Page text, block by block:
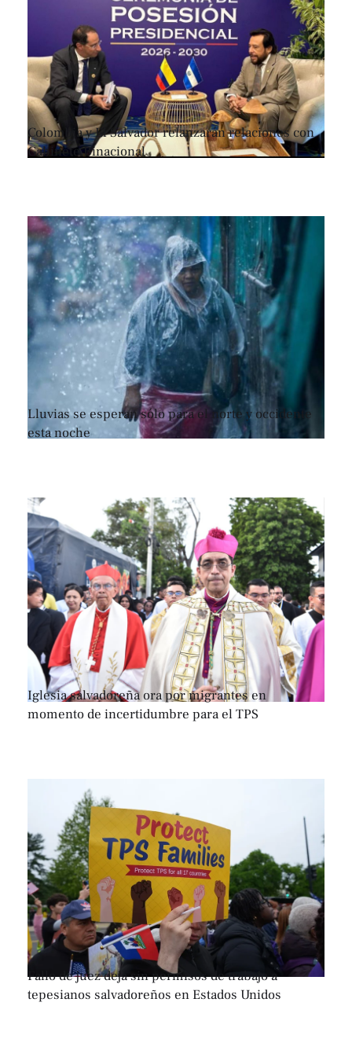
Colombia y El Salvador relanzarán relaciones con
Gabinete Binacional
Lluvias se esperan sólo para el norte y occidente
esta noche
Iglesia salvadoreña ora por migrantes en
momento de incertidumbre para el TPS
Fallo de juez deja sin permisos de trabajo a
tepesianos salvadoreños en Estados Unidos